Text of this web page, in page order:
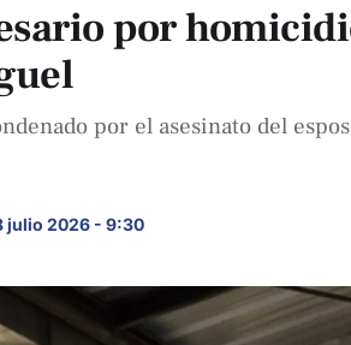
por
por el asesinato del
julio 2026 - 9:30